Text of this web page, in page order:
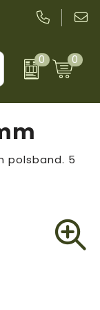
0 0
polsband. 5